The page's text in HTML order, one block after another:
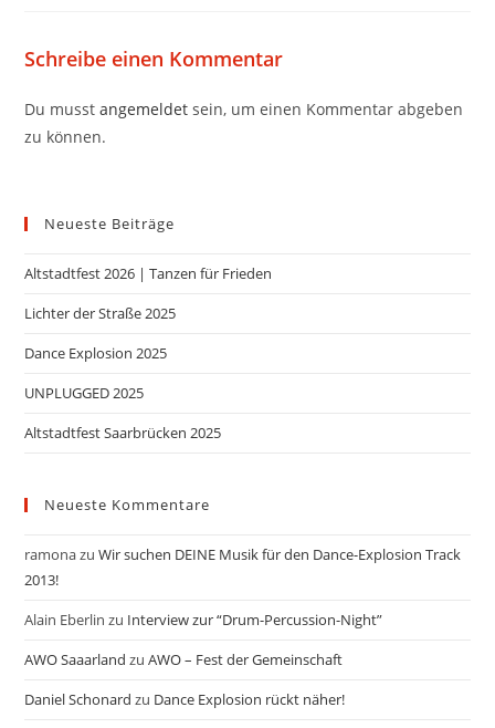
Schreibe einen Kommentar
Du musstangemeldet sein, um einen Kommentar abgeben
zu können.
Neueste Beiträge
Altstadtfest 2026 | Tanzen für Frieden
Lichter der Straße 2025
Dance Explosion 2025
UNPLUGGED 2025
Altstadtfest Saarbrücken 2025
Neueste Kommentare
ramonazuWir suchen DEINE Musik für den Dance-Explosion Track
2013!
Alain Eberlin zu Interview zur “Drum-Percussion-Night”
AWO Saaarland zuAWO – Fest der Gemeinschaft
Daniel Schonard zu Dance Explosion rückt näher!